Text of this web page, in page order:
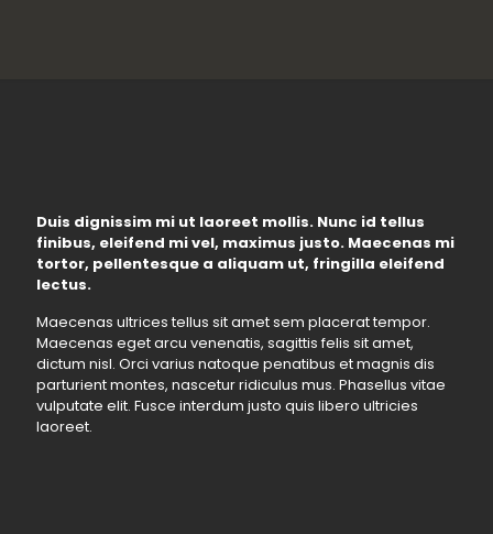
Duis dignissim mi ut laoreet mollis. Nunc id tellus
finibus, eleifend mi vel, maximus justo. Maecenas mi
tortor, pellentesque a aliquam ut, fringilla eleifend
lectus.
Maecenas ultrices tellus sit amet sem placerat tempor.
Maecenas eget arcu venenatis, sagittis felis sit amet,
dictum nisl. Orci varius natoque penatibus et magnis dis
parturient montes, nascetur ridiculus mus. Phasellus vitae
vulputate elit. Fusce interdum justo quis libero ultricies
laoreet.